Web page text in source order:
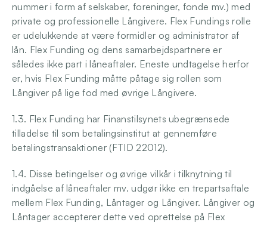
nummer i form af selskaber, foreninger, fonde mv.) med
private og professionelle Långivere. Flex Fundings rolle
er udelukkende at være formidler og administrator af
lån. Flex Funding og dens samarbejdspartnere er
således ikke part i låneaftaler. Eneste undtagelse herfor
er, hvis Flex Funding måtte påtage sig rollen som
Långiver på lige fod med øvrige Långivere.
1.3. Flex Funding har Finanstilsynets ubegrænsede
tilladelse til som betalingsinstitut at gennemføre
betalingstransaktioner (FTID 22012).
1.4. Disse betingelser og øvrige vilkår i tilknytning til
indgåelse af låneaftaler mv. udgør ikke en trepartsaftale
mellem Flex Funding, Låntager og Långiver. Långiver og
Låntager accepterer dette ved oprettelse på Flex